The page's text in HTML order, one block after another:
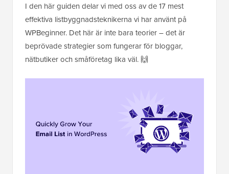
I den här guiden delar vi med oss av de 17 mest
effektiva listbyggnadsteknikerna vi har använt på
WPBeginner. Det här är inte bara teorier – det är
beprövade strategier som fungerar för bloggar,
nätbutiker och småföretag lika väl. 🙌